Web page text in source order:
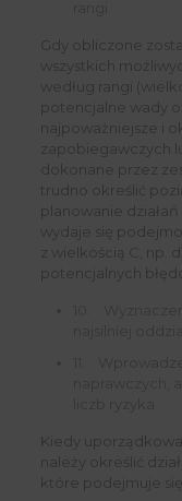
Gdy obliczone
wszystkich
według rangi
potencjalne wady
najpoważniejsze i
zapobiegawczych
dokonane przez
trudno określić
planowanie
wydaje się
z wielkością C, np.
potencjalnych
Kiedy
należy określić
które podejmuje się